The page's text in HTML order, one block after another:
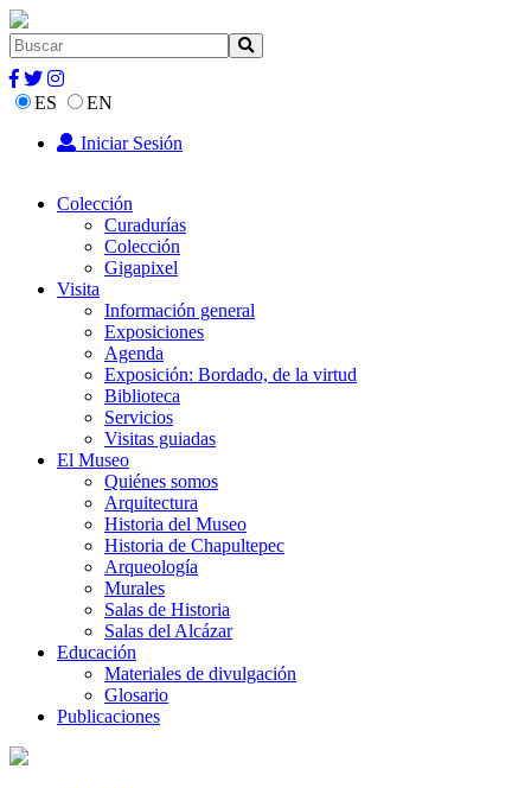
ES
EN
Iniciar Sesión
Colección
Curadurías
Colección
Gigapixel
Visita
Información general
Exposiciones
Agenda
Exposición: Bordado, de la virtud
Biblioteca
Servicios
Visitas guiadas
El Museo
Quiénes somos
Arquitectura
Historia del Museo
Historia de Chapultepec
Arqueología
Murales
Salas de Historia
Salas del Alcázar
Educación
Materiales de divulgación
Glosario
Publicaciones